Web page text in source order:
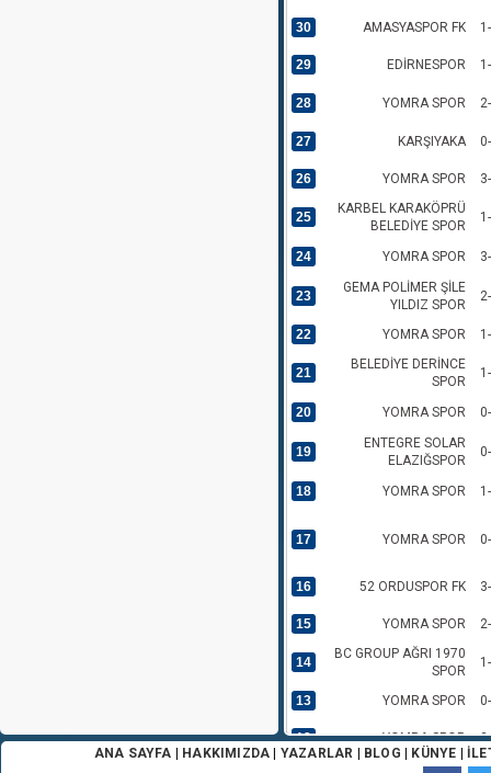
30 AMASYASPOR FK
29 EDİRNESPOR
28 YOMRA SPOR
27 KARŞIYAKA
26 YOMRA SPOR
25
KARBEL KARAKÖPRÜ
BELEDİYE SPOR
24 YOMRA SPOR
23
GEMA POLİMER ŞİLE
YILDIZ SPOR
22 YOMRA SPOR
21
BELEDİYE DERİNCE
SPOR
20 YOMRA SPOR
19
ENTEGRE SOLAR
ELAZIĞSPOR
18 YOMRA SPOR
17 YOMRA SPOR
16 52 ORDUSPOR FK
15 YOMRA SPOR
14
BC GROUP AĞRI 1970
SPOR
13 YOMRA SPOR
12 YOMRA SPOR
1954 KELKİT
ANA SAYFA HAKKIMIZDA YAZARLAR BLOG KÜNYE